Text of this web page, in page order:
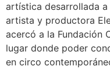
artística desarrollada
artista y productora
acercó a la Fundación
lugar donde poder
en circo